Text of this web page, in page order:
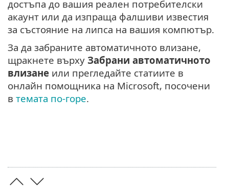
достъпа до вашия реален потребителски
акаунт или да изпраща фалшиви известия
за състояние на липса на вашия компютър.
За да забраните автоматичното влизане,
щракнете върху Забрани автоматичното
влизане или прегледайте статиите в
онлайн помощника на Microsoft, посочени
в темата по-горе.